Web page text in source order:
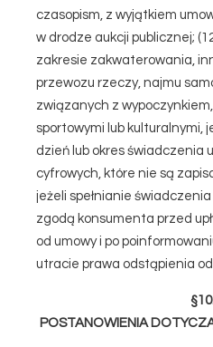
czasopism, z wyjątkiem
w drodze aukcji publicznej;
zakresie zakwaterowania,
przewozu rzeczy, najmu
związanych z
sportowymi lub kulturalnymi,
dzień lub okres świadczenia
cyfrowych, które nie są
jeżeli spełnianie
zgodą konsumenta przed
od umowy i po
utracie prawa odstąpienia od
POSTANOWIENIA